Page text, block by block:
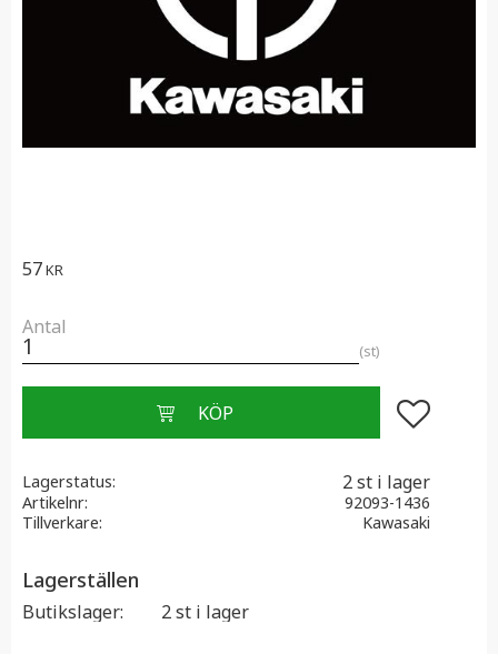
57KR
Antal
st
Lägg till i
Lagerstatus 2 st i lager
Artikelnr
92093-1436
Tillverkare
Kawasaki
Lagerställen
Butikslager 2 st i lager